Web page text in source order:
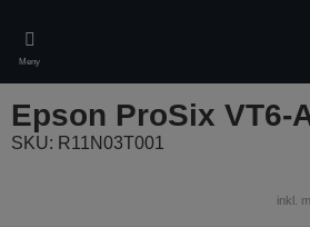
main
content
Meny
Epson ProSix VT6-
SKU: R11N03T001
inkl.